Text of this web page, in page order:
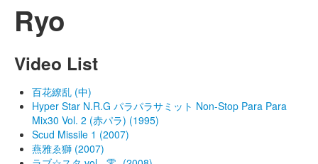
Ryo
Video List
百花繚乱 (中)
Hyper Star N.R.G パラパラサミット Non-Stop Para Para
Mix30 Vol. 2 (赤パラ) (1995)
Scud Missile 1 (2007)
燕雅ゑ獅 (2007)